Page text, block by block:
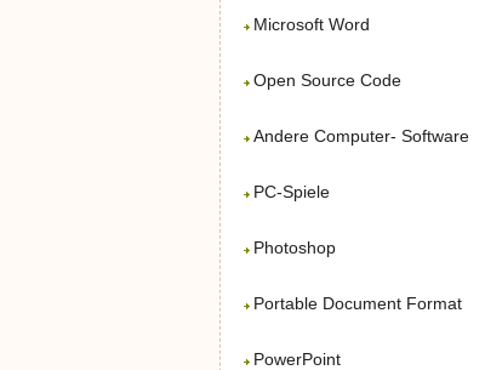
Microsoft Word
Open Source Code
Andere Computer- Software
PC-Spiele
Photoshop
Portable Document Format
PowerPoint